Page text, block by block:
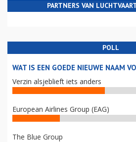
PARTNERS VAN
POLL
WAT IS EEN GOEDE NIEUWE NAAM
Verzin alsjeblieft iets anders
European Airlines Group (EAG)
The Blue Group